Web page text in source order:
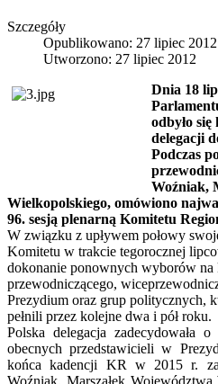
Szczegóły
Opublikowano: 27 lipiec 2012
Utworzono: 27 lipiec 2012
Dnia 18
odbyło
delegacji
Podczas
Woźniak,
Wielkopolskiego, omówiono
96. sesją plenarną Komitetu
W związku z upływem połowy
Komitetu w trakcie tegorocznej
dokonanie ponownych wyborów na
przewodniczącego,
Prezydium oraz grup politycznych,
pełnili przez kolejne dwa i pół roku.
Polska delegacja zadecydowała
obecnych przedstawicieli w
końca kadencji KR w 2015 r.
Woźniak, Marszałek